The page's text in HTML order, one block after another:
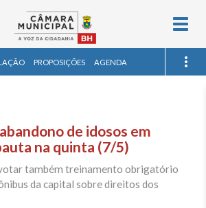
PROPOSIÇÕES AGENDA
de idosos em
na quinta (7/5)
também treinamento obrigatório
da capital sobre direitos dos